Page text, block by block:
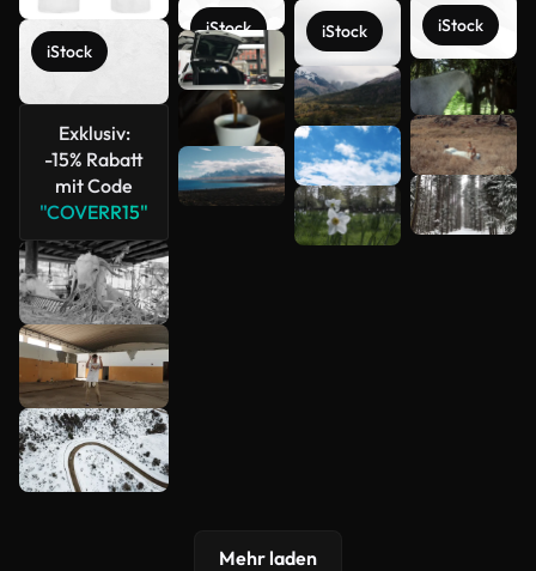
iStock
Exklusiv:
-15% Rabatt
mit Code
"COVERR15"
iStock iStock iStock
Mehr
anzeigen
Mehr laden